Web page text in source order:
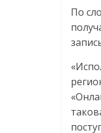
По